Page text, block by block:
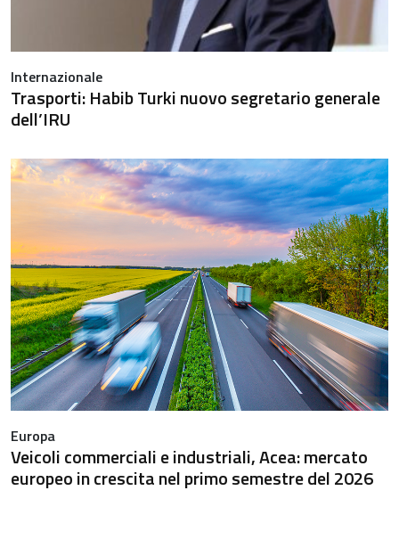
Internazionale
Trasporti: Habib Turki nuovo segretario generale
dell’IRU
Europa
Veicoli commerciali e industriali, Acea: mercato
europeo in crescita nel primo semestre del 2026